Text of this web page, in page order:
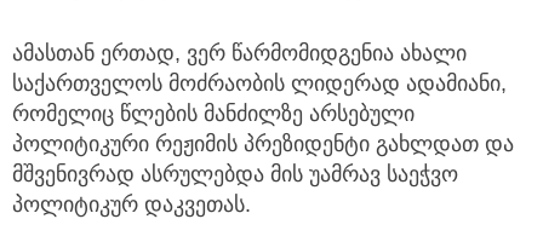
ამასთან ერთად, ვერ წარმომიდგენია ახალი
საქართველოს მოძრაობის ლიდერად ადამიანი,
რომელიც წლების მანძილზე არსებული
პოლიტიკური რეჟიმის პრეზიდენტი გახლდათ და
მშვენივრად ასრულებდა მის უამრავ საეჭვო
პოლიტიკურ დაკვეთას.